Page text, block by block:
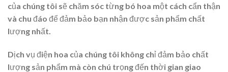
của chúng tôi sẽ chăm sóc từng bó hoa một cách cẩn thận
và chu đáo để đảm bảo bạn nhận được sản phẩm chất
lượng nhất.
Dịch vụ điện hoa của chúng tôi không chỉ đảm bảo chất
lượng sản phẩm mà còn chú trọng đến thời gian giao